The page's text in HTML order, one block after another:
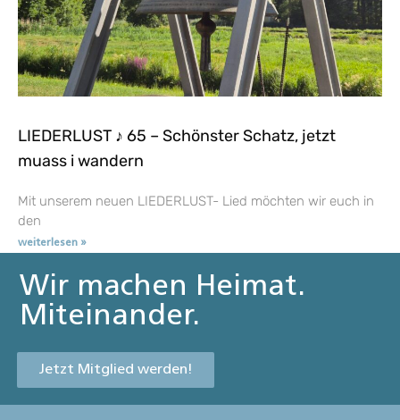
LIEDERLUST ♪ 65 – Schönster Schatz, jetzt
muass i wandern
Mit unserem neuen LIEDERLUST- Lied möchten wir euch in
den
weiterlesen »
Wir machen Heimat.
Miteinander.
Jetzt Mitglied werden!